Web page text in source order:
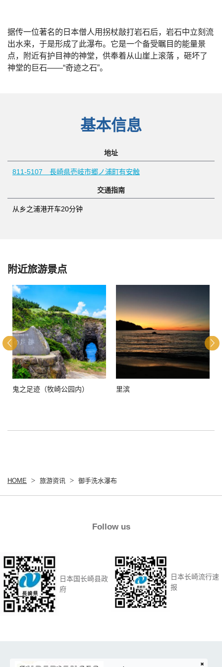
据传一位著名的日本僧人用拐杖敲打岩石后，岩石中立刻流
出水来，于是形成了此瀑布。它是一个备受瞩目的能量景
点，附近有护目神的神堂，供奉着从山崖上滚落 ，砸坏了
神堂的巨石——“奇迹之石”。
基本信息
地址
811-5107 長崎県壱岐市郷ノ浦町有安触
交通指南
从乡之浦港开车20分钟
附近旅游景点
鬼之足迹（牧崎公园内） 里滨
HOME 旅游资讯 御手洗水瀑布
Follow us
日本国长崎县政
府
日本长崎流行速
报